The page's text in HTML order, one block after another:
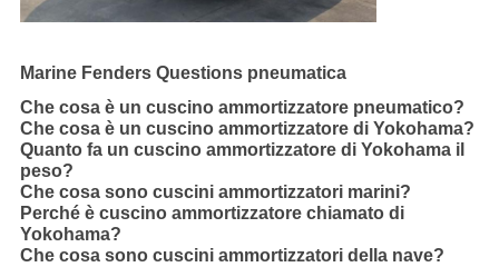
Marine Fenders Questions pneumatica
Che cosa è un cuscino ammortizzatore pneumatico?
Che cosa è un cuscino ammortizzatore di Yokohama?
Quanto fa un cuscino ammortizzatore di Yokohama il
peso?
Che cosa sono cuscini ammortizzatori marini?
Perché è cuscino ammortizzatore chiamato di
Yokohama?
Che cosa sono cuscini ammortizzatori della nave?